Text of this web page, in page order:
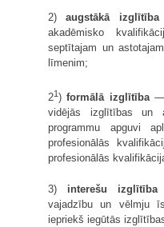
2)augstākā izglītība
akadēmisko
septītajam un
līmenim;
21)formālā izglītība—
vidējās izglītības un
programmu apguvi
profesionālās
profesionālās
3) interešu izglītība
vajadzību un vēlmju
iepriekš iegūtās